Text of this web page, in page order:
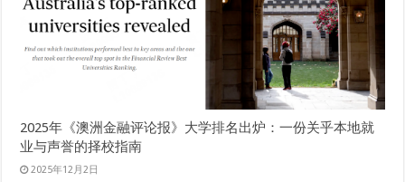
2025年《澳洲金融评论报》大学排名出炉：一份关乎本地就
业与声誉的择校指南
2025年12月2日